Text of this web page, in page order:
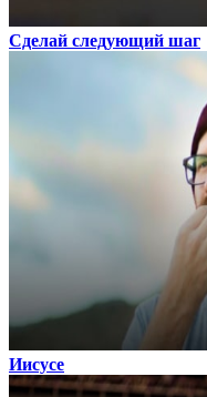
Сделай следующий шаг
Иисусе